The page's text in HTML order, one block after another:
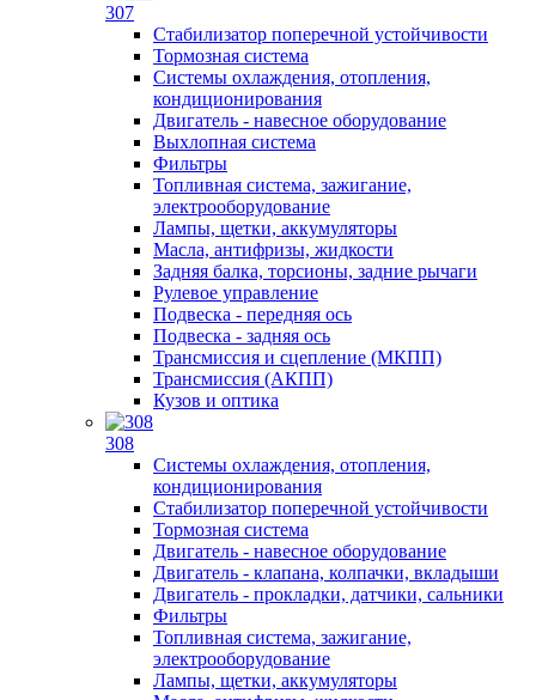
307
Стабилизатор поперечной устойчивости
Тормозная система
Системы охлаждения, отопления,
кондиционирования
Двигатель - навесное оборудование
Выхлопная система
Фильтры
Топливная система, зажигание,
электрооборудование
Лампы, щетки, аккумуляторы
Масла, антифризы, жидкости
Задняя балка, торсионы, задние рычаги
Рулевое управление
Подвеска - передняя ось
Подвеска - задняя ось
Трансмиссия и сцепление (МКПП)
Трансмиссия (АКПП)
Кузов и оптика
308
Системы охлаждения, отопления,
кондиционирования
Стабилизатор поперечной устойчивости
Тормозная система
Двигатель - навесное оборудование
Двигатель - клапана, колпачки, вкладыши
Двигатель - прокладки, датчики, сальники
Фильтры
Топливная система, зажигание,
электрооборудование
Лампы, щетки, аккумуляторы